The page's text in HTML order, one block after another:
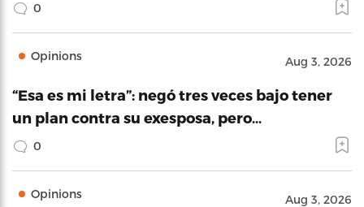
0
Opinions Aug 3, 2026
“Esa es mi letra”: negó tres veces bajo tener
un plan contra su exesposa, pero…
0
Opinions Aug 3, 2026